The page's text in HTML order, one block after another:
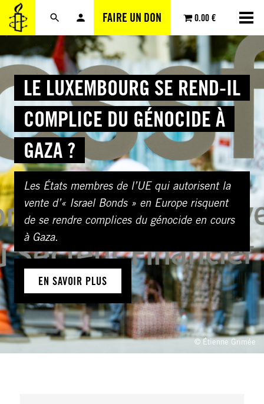
FAIRE UN DON 0.00 €
Aller
au
contenu
LE LUXEMBOURG SE REND-IL
COMPLICE DU GÉNOCIDE À
GAZA ?
Les États membres de l’UE qui autorisent la
vente d’« Israel Bonds » en Europe risquent
de se rendre complices du génocide en cours
à Gaza.
EN SAVOIR PLUS
© Étienne Grimée